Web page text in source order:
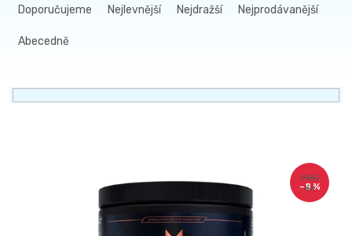
a
í
Doporučujeme Nejlevnější Nejdražší Nejprodávanější
Abecedně
980
Kč
–8 %